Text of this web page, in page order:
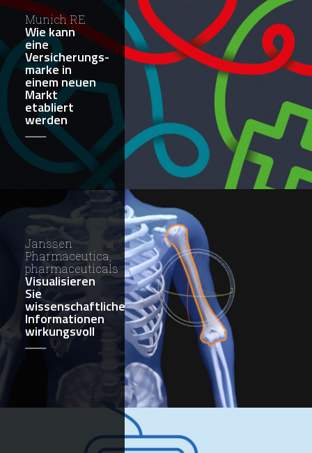
Munich RE
Wie kann
eine
Versicherungs-
marke in
einem neuen
Markt
etabliert
werden
Janssen
Pharmaceutica,
pharmaceuticals
Visualisieren
Sie
wissenschaftliche
Informationen
wirkungsvoll